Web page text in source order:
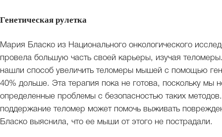
Генетическая рулетка
Мария Бласко из Национального онкологического
провела большую часть своей карьеры, изучая
нашли способ увеличить теломеры мышей с помощью
40% дольше. Эта терапия пока не готова, поскольку мы
определенные проблемы с безопасностью таких
поддержание теломер может помочь выживать
Бласко выяснила, что ее мыши от этого не пострадали.